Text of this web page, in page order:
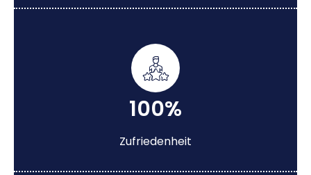
100%
Zufriedenheit